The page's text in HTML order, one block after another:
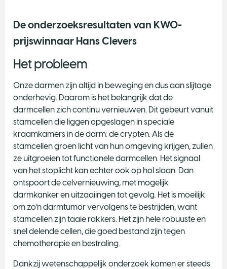
De onderzoeksresultaten van KWO-
prijswinnaar Hans Clevers
Het probleem
Onze darmen zijn altijd in beweging en dus aan slijtage
onderhevig. Daarom is het belangrijk dat de
darmcellen zich continu vernieuwen. Dit gebeurt vanuit
stamcellen die liggen opgeslagen in speciale
kraamkamers in de darm: de crypten. Als de
stamcellen groen licht van hun omgeving krijgen, zullen
ze uitgroeien tot functionele darmcellen. Het signaal
van het stoplicht kan echter ook op hol slaan. Dan
ontspoort de celvernieuwing, met mogelijk
darmkanker en uitzaaiingen tot gevolg. Het is moeilijk
om zo’n darmtumor vervolgens te bestrijden, want
stamcellen zijn taaie rakkers. Het zijn hele robuuste en
snel delende cellen, die goed bestand zijn tegen
chemotherapie en bestraling.
Dankzij wetenschappelijk onderzoek komen er steeds